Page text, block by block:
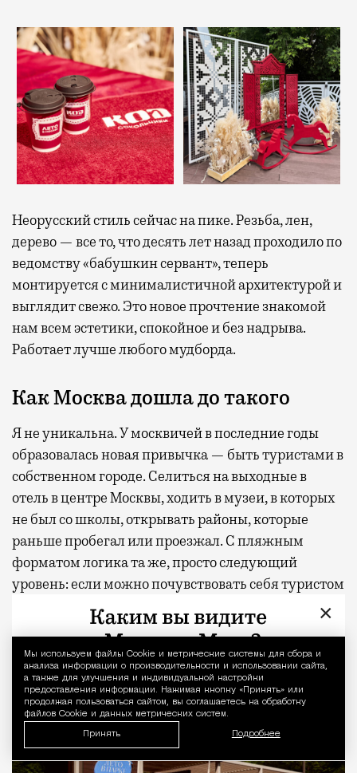
Уведомление
Мы используем файлы Сookie и метрические системы для сбора и
анализа информации о производительности и использовании сайта,
а также для улучшения и индивидуальной настройки
предоставления информации. Нажимая кнопку «Принять» или
продолжая пользоваться сайтом, вы соглашаетесь на обработку
файлов Cookie и данных метрических систем.
Принять Подробнее
Неорусский стиль сейчас на пике. Резьба, лен,
дерево — все то, что десять лет назад проходило по
ведомству «бабушкин сервант», теперь
монтируется с минималистичной архитектурой и
выглядит свежо. Это новое прочтение знакомой
нам всем эстетики, спокойное и без надрыва.
Работает лучше любого мудборда.
Как Москва дошла до такого
Я не уникальна. У москвичей в последние годы
образовалась новая привычка — быть туристами в
собственном городе. Селиться на выходные в
отель в центре Москвы, ходить в музеи, в которых
не был со школы, открывать районы, которые
раньше пробегал или проезжал. С пляжным
форматом логика та же, просто следующий
уровень: если можно почувствовать себя туристом
в своем городе, почему нельзя почувствовать себя
отдыхающим, не покупая билет?
×